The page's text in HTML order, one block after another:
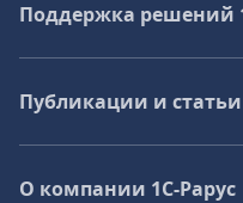
Поддержка решений
Публикации и статьи
О компании 1C-Рарус